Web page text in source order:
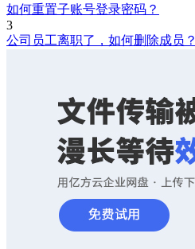
如何重置子账号登录密码？
3
公司员工离职了，如何删除成员？